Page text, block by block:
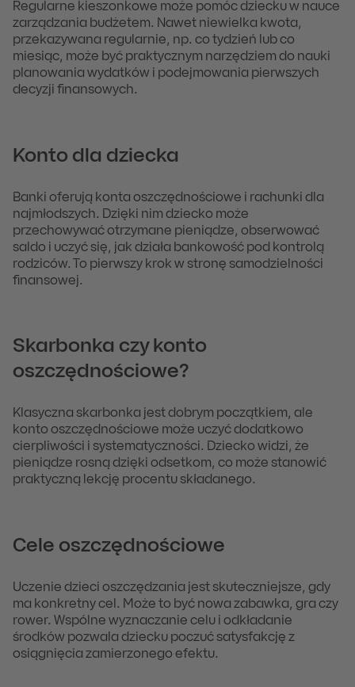
Regularne kieszonkowe może pomóc dziecku w nauce
zarządzania budżetem. Nawet niewielka kwota,
przekazywana regularnie, np. co tydzień lub co
miesiąc, może być praktycznym narzędziem do nauki
planowania wydatków i podejmowania pierwszych
decyzji finansowych.
Konto dla dziecka
Banki oferują konta oszczędnościowe i rachunki dla
najmłodszych. Dzięki nim dziecko może
przechowywać otrzymane pieniądze, obserwować
saldo i uczyć się, jak działa bankowość pod kontrolą
rodziców. To pierwszy krok w stronę samodzielności
finansowej.
Skarbonka czy konto
oszczędnościowe?
Klasyczna skarbonka jest dobrym początkiem, ale
konto oszczędnościowe może uczyć dodatkowo
cierpliwości i systematyczności. Dziecko widzi, że
pieniądze rosną dzięki odsetkom, co może stanowić
praktyczną lekcję procentu składanego.
Cele oszczędnościowe
Uczenie dzieci oszczędzania jest skuteczniejsze, gdy
ma konkretny cel. Może to być nowa zabawka, gra czy
rower. Wspólne wyznaczanie celu i odkładanie
środków pozwala dziecku poczuć satysfakcję z
osiągnięcia zamierzonego efektu.